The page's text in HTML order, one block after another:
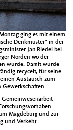
ging es mit einem
Denkmuster“ in der
Jan Riedel bei
Norden wo der
wurde. Damit wurde
recycelt, für seine
Austausch zum
Gewerkschaften.
Gemeinwesenarbeit
Magdeburg und zur
und Verkehr.